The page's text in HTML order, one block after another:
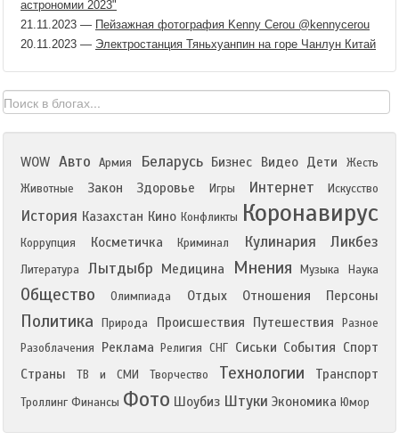
астрономии 2023"
21.11.2023 — Пейзажная фотография Kenny Cerou @kennycerou
20.11.2023 — Электростанция Тяньхуанпин на горе Чанлун Китай
WOW Авто Армия Беларусь Бизнес Видео Дети
Жесть
Животные
Закон Здоровье Игры Интернет Искусство
История Казахстан Кино Конфликты Коронавирус
Коррупция Косметичка Криминал Кулинария Ликбез
Литература Лытдыбр Медицина Мнения Музыка Наука
Общество Олимпиада Отдых Отношения Персоны
Политика Природа Происшествия Путешествия
Разное
Разоблачения
Реклама Религия СНГ Сиськи События Спорт
Страны
ТВ и СМИ Творчество Технологии Транспорт
Троллинг Финансы Фото Шоубиз Штуки Экономика Юмор